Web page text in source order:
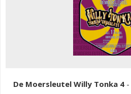
De Moersleutel Willy Tonka 4 -